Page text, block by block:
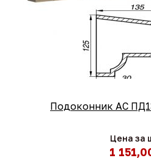
Подоконник АС
Цена за
1